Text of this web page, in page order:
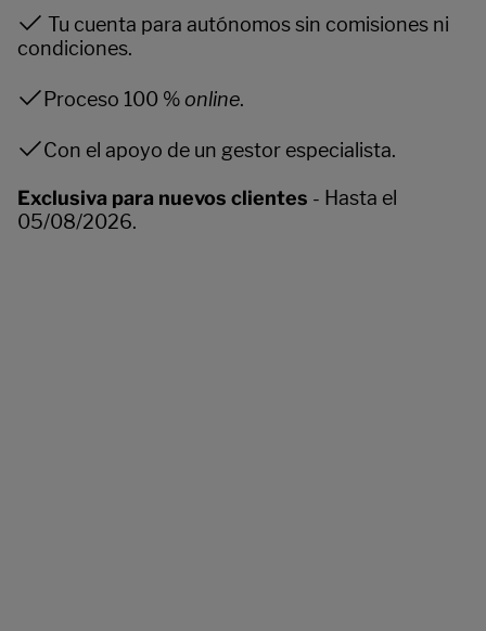
Tu cuenta para autónomos sin comisiones ni
condiciones.
Proceso 100 % online.
Con el apoyo de un gestor especialista.
Exclusiva para nuevos clientes - Hasta el
05/08/2026.